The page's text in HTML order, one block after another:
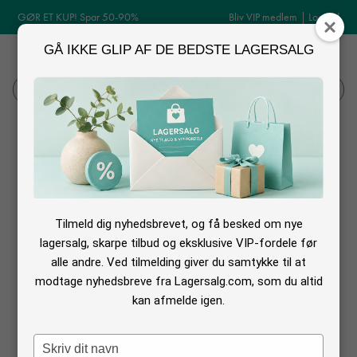
GØR ET KUP! Spar 50-90% Bliv VIP medlem | Log ind
Log ind MENU
Søg
Sko udsalg
Sko udsalg online
Mangler du nye sko? Og vil du gerne have en god kvalitet, men gider du
ikke betale det, de koster? Så er hjælpen nær. For vil du have nytfodtøj
med rabat, så er det her, du finder de bedste sider med tilbud på alt
inden for sko.
GÅ IKKE GLIP AF DE BEDSTE LAGERSALG
Tilmeld dig nyhedsbrevet, og få besked om nye
lagersalg, skarpe tilbud og eksklusive VIP-fordele før
alle andre. Ved tilmelding giver du samtykke til at
modtage nyhedsbreve fra Lagersalg.com, som du altid
kan afmelde igen.
Type